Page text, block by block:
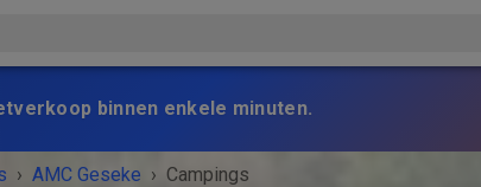
binnen enkele minuten.
› AMC Geseke › Campings